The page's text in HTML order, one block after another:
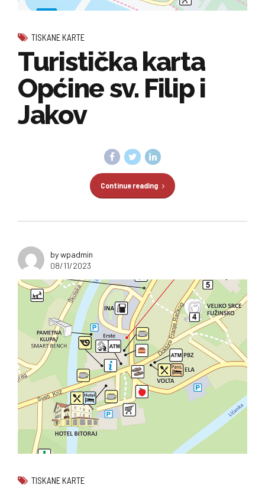
TISKANE KARTE
Turistička karta
Općine sv. Filip i
Jakov
Continue reading
by wpadmin
08/11/2023
TISKANE KARTE